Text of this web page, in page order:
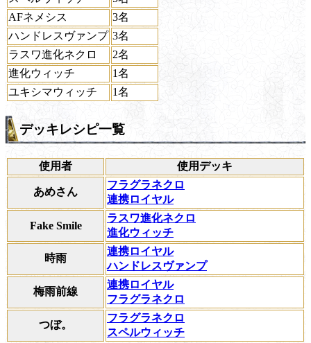
AFネメシス
3名
ハンドレスヴァンプ 3名
ラスワ進化ネクロ
2名
進化ウィッチ
1名
ユキシマウィッチ
1名
デッキレシピ一覧
使用者 使用デッキ
あめさん
フラグラネクロ
連携ロイヤル
Fake Smile
ラスワ進化ネクロ
進化ウィッチ
時雨
連携ロイヤル
ハンドレスヴァンプ
梅雨前線
連携ロイヤル
フラグラネクロ
つぼ。
フラグラネクロ
スペルウィッチ